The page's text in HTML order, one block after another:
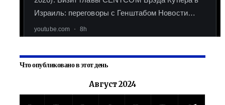
Что опубликовано в этот день
Август 2024